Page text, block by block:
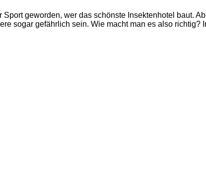
geworden, wer das schönste Insektenhotel baut.
sogar gefährlich sein. Wie macht man es also richtig?